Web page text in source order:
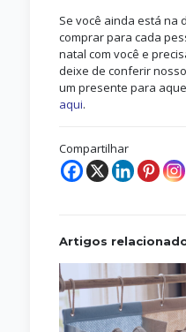
Se você ainda está na
comprar para cada
natal com você e
deixe de conferir
um presente para
aqui.
Compartilhar
Artigos